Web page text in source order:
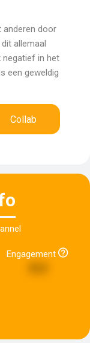
anderen door
allemaal
negatief in het
een geweldig
Collab
Engagement